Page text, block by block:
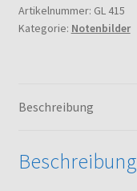
Warenkorb
Menge
Artikelnummer: GL 415
Kategorie: Notenbilder
Beschreibung
Beschreibung